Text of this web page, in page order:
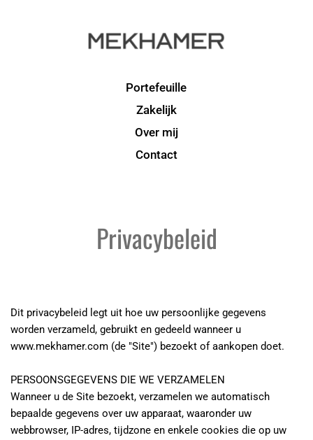
Portefeuille
Zakelijk
Over mij
Contact
Privacybeleid
Dit privacybeleid legt uit hoe uw persoonlijke gegevens
worden verzameld, gebruikt en gedeeld wanneer u
www.mekhamer.com (de "Site") bezoekt of aankopen doet.
PERSOONSGEGEVENS DIE WE VERZAMELEN
Wanneer u de Site bezoekt, verzamelen we automatisch
bepaalde gegevens over uw apparaat, waaronder uw
webbrowser, IP-adres, tijdzone en enkele cookies die op uw